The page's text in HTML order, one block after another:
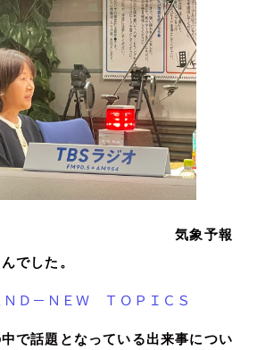
予報
でした。
Ｄ－ＮＥＷ ＴＯＰＩＣＳ
で話題となっている出来事につい